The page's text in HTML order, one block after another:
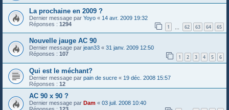
La prochaine en 2009 ?
Dernier message par Yoyo « 14 avr. 2009 19:32
Réponses : 1294 1 62 63 64 65
Nouvelle jauge AC 90
Dernier message par jean33 « 31 janv. 2009 12:50
Réponses : 107 1 2 3 4 5 6
Qui est le méchant?
Dernier message par pain de sucre « 19 déc. 2008 15:57
Réponses : 12
AC 90 x 90 ?
Dernier message par Dam « 03 juil. 2008 10:40